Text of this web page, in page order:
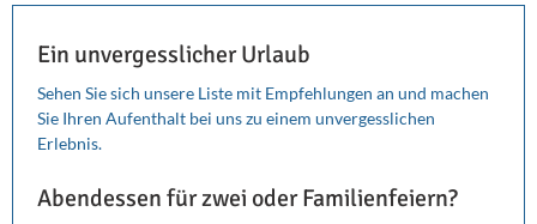
Ein unvergesslicher Urlaub
Sehen Sie sich unsere Liste mit Empfehlungen an und machen
Sie Ihren Aufenthalt bei uns zu einem unvergesslichen
Erlebnis.
Abendessen für zwei oder Familienfeiern?